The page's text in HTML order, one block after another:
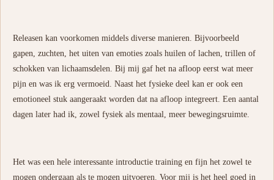
Releasen kan voorkomen middels diverse manieren. Bijvoorbeeld
gapen, zuchten, het uiten van emoties zoals huilen of lachen, trillen of
schokken van lichaamsdelen. Bij mij gaf het na afloop eerst wat meer
pijn en was ik erg vermoeid. Naast het fysieke deel kan er ook een
emotioneel stuk aangeraakt worden dat na afloop integreert. Een aantal
dagen later had ik, zowel fysiek als mentaal, meer bewegingsruimte.
Het was een hele interessante introductie training en fijn het zowel te
mogen ondergaan als te mogen uitvoeren. Voor mij is het heel goed in